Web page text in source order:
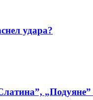
удара?